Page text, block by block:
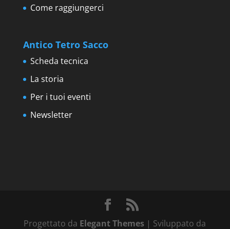
Come raggiungerci
Antico Tetro Sacco
Scheda tecnica
La storia
Per i tuoi eventi
Newsletter
Progettato da Elegant Themes | Sviluppato da